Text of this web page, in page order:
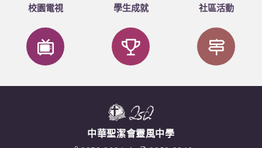
校園電視 學生成就 社區活動
中華聖潔會靈風中學